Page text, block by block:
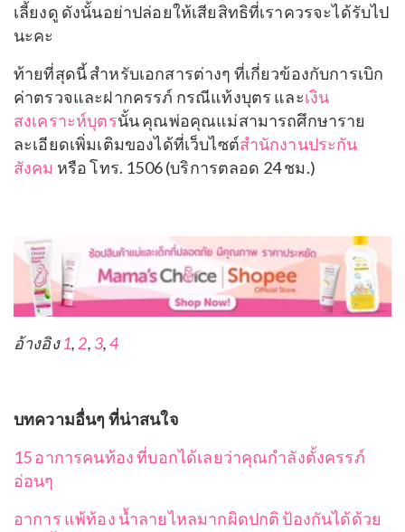
เลี้ยงดู ดังนั้นอย่าปล่อยให้เสียสิทธิที่เราควรจะได้รับไป
นะคะ
ท้ายที่สุดนี้ สำหรับเอกสารต่างๆ ที่เกี่ยวข้องกับการเบิก
ค่าตรวจและฝากครรภ์ กรณีแท้งบุตร และเงิน
สงเคราะห์บุตรนั้น คุณพ่อคุณแม่สามารถศึกษาราย
ละเอียดเพิ่มเติมของได้ที่เว็บไซต์สำนักงานประกัน
สังคม หรือ โทร. 1506 (บริการตลอด 24 ชม.)
อ้างอิง1, 2, 3,4
บทความอื่นๆ ที่น่าสนใจ
15 อาการคนท้อง ที่บอกได้เลยว่าคุณกำลังตั้งครรภ์
อ่อนๆ
อาการ แพ้ท้อง น้ำลายไหลมากผิดปกติ ป้องกันได้ด้วย